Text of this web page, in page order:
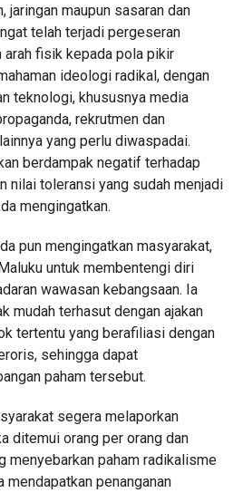
jaringan maupun sasaran dan
telah terjadi pergeseran
arah fisik kepada pola pikir
ideologi radikal, dengan
teknologi, khususnya media
rekrutmen dan
yang perlu diwaspadai.
berdampak negatif terhadap
nilai toleransi yang sudah menjadi
mengingatkan.
pun mengingatkan masyarakat,
untuk membentengi diri
wawasan kebangsaan. Ia
mudah terhasut dengan ajakan
tertentu yang berafiliasi dengan
sehingga dapat
paham tersebut.
segera melaporkan
ditemui orang per orang dan
menyebarkan paham radikalisme
penanganan